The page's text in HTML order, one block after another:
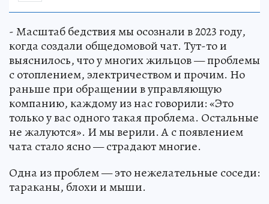
- Масштаб бедствия мы осознали в 2023 году,
когда создали общедомовой чат. Тут-то и
выяснилось, что у многих жильцов — проблемы
с отоплением, электричеством и прочим. Но
раньше при обращении в управляющую
компанию, каждому из нас говорили: «Это
только у вас одного такая проблема. Остальные
не жалуются». И мы верили. А с появлением
чата стало ясно — страдают многие.
Одна из проблем — это нежелательные соседи:
тараканы, блохи и мыши.